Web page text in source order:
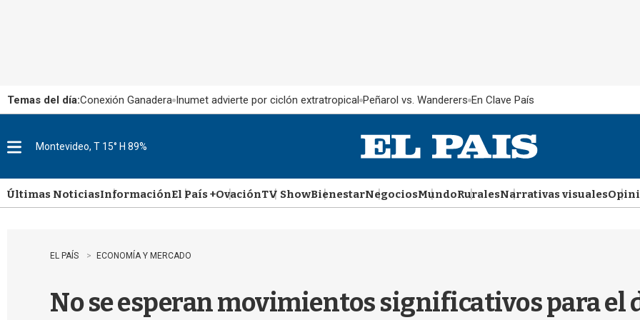
Temas del día:Conexión Ganadera Inumet advierte por ciclón extratropical Peñarol vs. Wanderers En Clave País
u
Montevideo, T 15° H 89%
Últimas NoticiasInformaciónEl País +OvaciónTV ShowBienestarNegociosMundoRuralesNarrativas visuales
EL PAÍS ECONOMÍA Y MERCADO
No se esperan movimientos significativos para el